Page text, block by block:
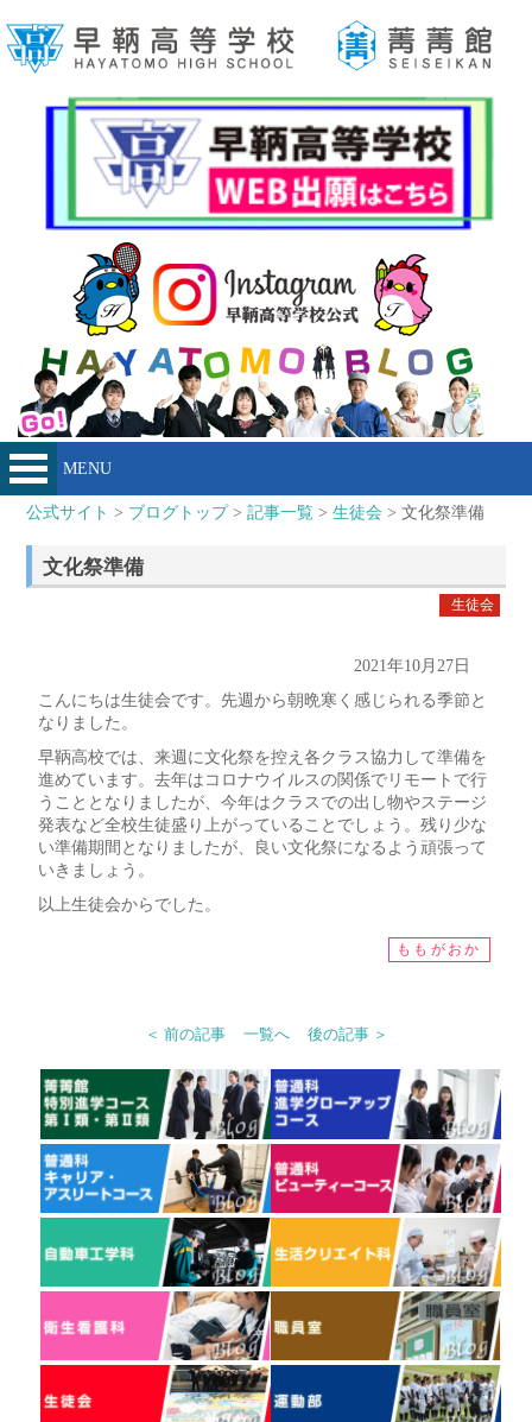
MENU
公式サイト > ブログトップ>記事一覧 >生徒会 > 文化祭準備
文化祭準備
生徒会
2021年10月27日
こんにちは生徒会です。 先週から朝晩寒く感じられる季節と
なりました。
早鞆高校では、来週に文化祭を控え各クラス協力して準備を
進めています。去年はコロナウイルスの関係でリモートで行
うこととなりましたが、今年はクラスでの出し物やステージ
発表など全校生徒盛り上がっていることでしょう。残り少な
い準備期間となりましたが、 良い文化祭になるよう頑張って
いきましょう。
以上生徒会からでした。
ももがおか
＜ 前の記事 一覧へ 後の記事 ＞